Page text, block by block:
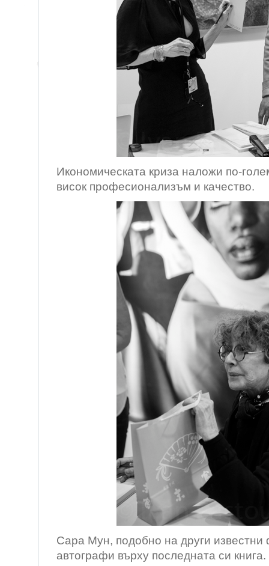
Икономическата криза наложи по-
висок професионализъм и качество.
Сара Мун, подобно на други
автографи върху последната си книга.